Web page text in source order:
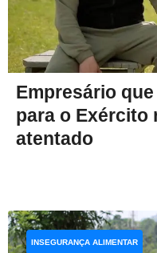
Empresário
para o Exército
atentado
INSEGURANÇA ALIMENTAR